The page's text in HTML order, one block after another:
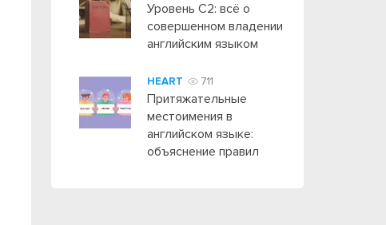
Уровень C2: всё о
совершенном владении
английским языком
HEART 711
Притяжательные
местоимения в
английском языке:
объяснение правил